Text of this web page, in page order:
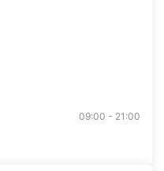
09:00 - 21:00